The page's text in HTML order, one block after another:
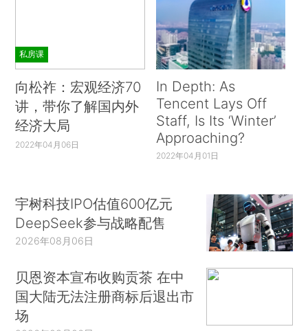
私房课
向松祚：宏观经济70
讲，带你了解国内外
经济大局
2022年04月06日
In Depth: As
Tencent Lays Off
Staff, Is Its ‘Winter’
Approaching?
2022年04月01日
宇树科技IPO估值600亿元
DeepSeek参与战略配售
2026年08月06日
贝恩资本宣布收购贡茶 在中
国大陆无法注册商标后退出市
场